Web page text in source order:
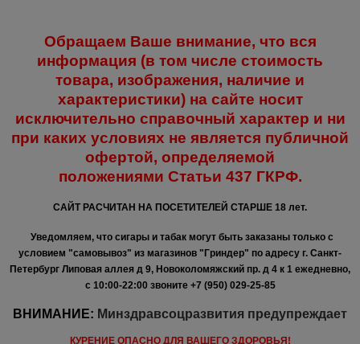
Обращаем Ваше внимание, что вся
информация (в том числе стоимость
товара, изображения, наличие и
характеристики) на сайте носит
исключительно справочный характер и ни
при каких условиях не является публичной
офертой, определяемой
положениями Статьи 437 ГКРФ.
САЙТ РАСЧИТАН НА ПОСЕТИТЕЛЕЙ СТАРШЕ 18 лет.
Уведомляем, что сигары и табак могут быть заказаны только с
условием "самовывоз" из магазинов "Гриндер" по адресу г. Санкт-
Петербург Липовая аллея д 9, Новоколомяжский пр. д 4 к 1 ежедневно,
с 10:00-22:00 звоните +7 (950) 029-25-85
ВНИМАНИЕ: Минздравсоцразвития предупреждает
КУРЕНИЕ ОПАСНО ДЛЯ ВАШЕГО ЗДОРОВЬЯ!